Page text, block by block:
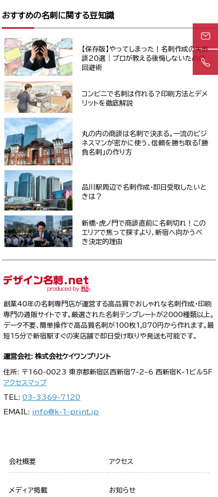
おすすめの名刺に関する豆知識
【保存版】やってしまった！名刺作成の失敗
談20選｜プロが教える後悔しないための
回避術
コンビニで名刺は作れる？印刷方法とデメ
リットを徹底解説
丸の内の商談は名刺で決まる。一流のビジ
ネスマンが密かに使う、信頼を勝ち取る「勝
負名刺」の作り方
品川駅周辺で名刺作成・即日受取したいと
きは？
新橋・虎ノ門で商談直前に名刺切れ！この
エリアで焦って探すより、新宿へ向かうべ
き決定的理由
創業40年の名刺専門店が運営する高品質でおしゃれな名刺作成・印刷
専門の通販サイトです。厳選された名刺テンプレートが2000種類以上。
データ不要、簡単操作で高品質名刺が100枚1,870円から作れます。最
短15分で新宿駅すぐの実店舗で即日受け取りや発送も可能です。
運営会社: 株式会社ケイワンプリント
住所: 〒160-0023 東京都新宿区西新宿7-2-6 西新宿K-1ビル5F
アクセスマップ
TEL:03-3369-7120
EMAIL: info@k-1-print.jp
会社概要 アクセス
メディア掲載 お知らせ